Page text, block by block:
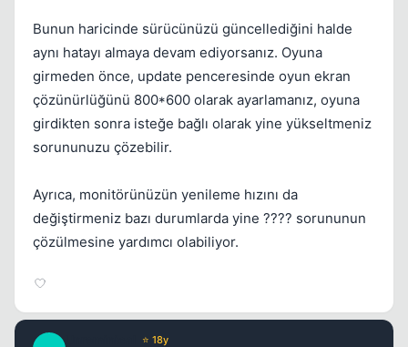
Bunun haricinde sürücünüzü güncellediğini halde
aynı hatayı almaya devam ediyorsanız. Oyuna
girmeden önce, update penceresinde oyun ekran
çözünürlüğünü 800*600 olarak ayarlamanız, oyuna
girdikten sonra isteğe bağlı olarak yine yükseltmeniz
sorununuzu çözebilir.
Ayrıca, monitörünüzün yenileme hızını da
değiştirmeniz bazı durumlarda yine ???? sorununun
çözülmesine yardımcı olabiliyor.
⭐ 18y